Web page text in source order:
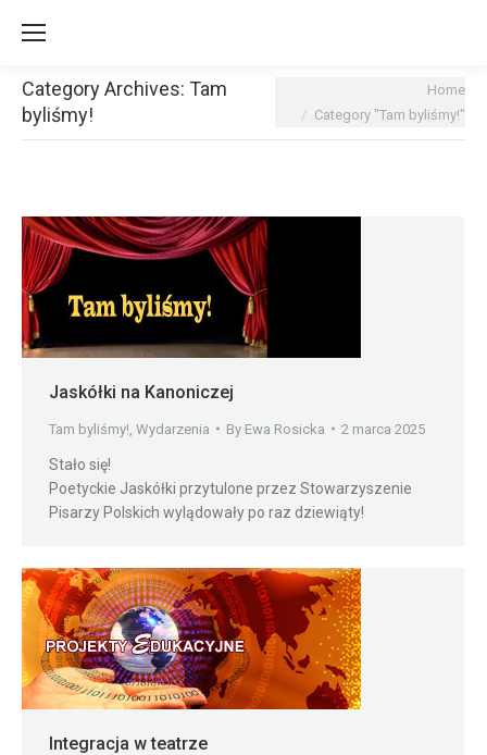
Category Archives: Tam
byliśmy!
Home
Category "Tam byliśmy!"
Jaskółki na Kanoniczej
Tam byliśmy! Wydarzenia By Ewa Rosicka 2 marca 2025
Stało się!
Poetyckie Jaskółki przytulone przez Stowarzyszenie
Pisarzy Polskich wylądowały po raz dziewiąty!
Integracja w teatrze